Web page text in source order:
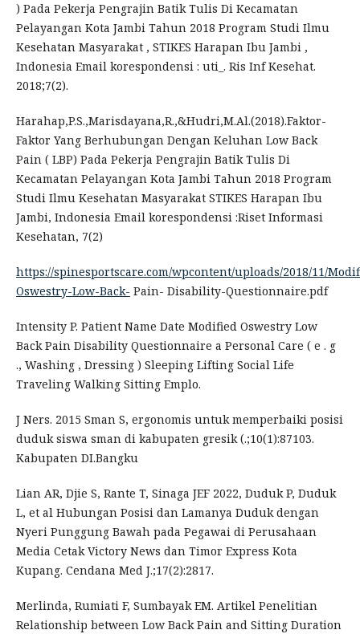
) Pada Pekerja Pengrajin Batik Tulis Di Kecamatan
Pelayangan Kota Jambi Tahun 2018 Program Studi Ilmu
Kesehatan Masyarakat , STIKES Harapan Ibu Jambi ,
Indonesia Email korespondensi : uti_. Ris Inf Kesehat.
2018;7(2).
Harahap,P.S.,Marisdayana,R.,&Hudri,M.Al.(2018).Faktor-
Faktor Yang Berhubungan Dengan Keluhan Low Back
Pain ( LBP) Pada Pekerja Pengrajin Batik Tulis Di
Kecamatan Pelayangan Kota Jambi Tahun 2018 Program
Studi Ilmu Kesehatan Masyarakat STIKES Harapan Ibu
Jambi, Indonesia Email korespondensi :Riset Informasi
Kesehatan, 7(2)
https://spinesportscare.com/wpcontent/uploads/2018/11/
Oswestry-Low-Back- Pain- Disability-Questionnaire.pdf
Intensity P. Patient Name Date Modified Oswestry Low
Back Pain Disability Questionnaire a Personal Care ( e . g
., Washing , Dressing ) Sleeping Lifting Social Life
Traveling Walking Sitting Emplo.
J Ners. 2015 Sman S, ergonomis untuk memperbaiki posisi
duduk siswa sman di kabupaten gresik (.;10(1):87103.
Kabupaten DI.Bangku
Lian AR, Djie S, Rante T, Sinaga JEF 2022, Duduk P, Duduk
L, et al Hubungan Posisi dan Lamanya Duduk dengan
Nyeri Punggung Bawah pada Pegawai di Perusahaan
Media Cetak Victory News dan Timor Express Kota
Kupang. Cendana Med J.;17(2):2817.
Merlinda, Rumiati F, Sumbayak EM. Artikel Penelitian
Relationship between Low Back Pain and Sitting Duration